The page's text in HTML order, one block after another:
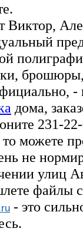
Виктор,
брошюры,
-
дома,
231-
можете
не
улиц
файлы
- это